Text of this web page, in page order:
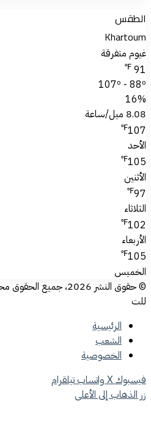
الطقس
Khartoum
غيوم متفرقة
91
℉
107º - 88º
16%
8.08 ميل/ساعة
107
℉
الأحد
105
℉
الأثنين
97
℉
الثلاثاء
102
℉
الأربعاء
105
℉
الخميس
© حقوق النشر 2026، جميع الحقوق محفوظة |
للت
الرئيسية
الشعب
الخصوصية
فيسبوك‫X واتساب تيلقرام
زر الذهاب إلى الأعلى